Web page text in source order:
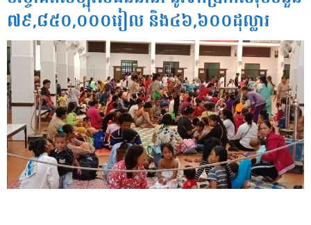
៧៩,៨៥០,០០០រៀល និង៤៦,៦០០ដុល្លារ